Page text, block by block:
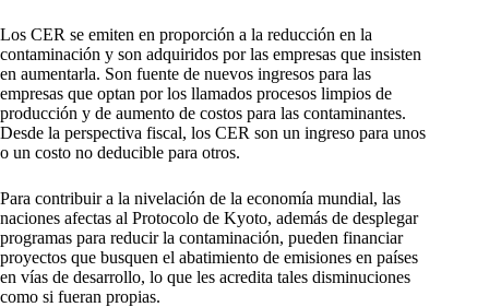
Los CER se emiten en proporción a la reducción en la
contaminación y son adquiridos por las empresas que insisten
en aumentarla. Son fuente de nuevos ingresos para las
empresas que optan por los llamados procesos limpios de
producción y de aumento de costos para las contaminantes.
Desde la perspectiva fiscal, los CER son un ingreso para unos
o un costo no deducible para otros.
Para contribuir a la nivelación de la economía mundial, las
naciones afectas al Protocolo de Kyoto, además de desplegar
programas para reducir la contaminación, pueden financiar
proyectos que busquen el abatimiento de emisiones en países
en vías de desarrollo, lo que les acredita tales disminuciones
como si fueran propias.